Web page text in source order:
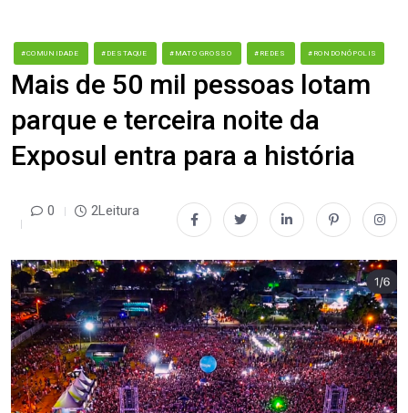
#COMUNIDADE #DESTAQUE #MATO GROSSO #REDES #RONDONÓPOLIS
Mais de 50 mil pessoas lotam
parque e terceira noite da
Exposul entra para a história
0 2Leitura